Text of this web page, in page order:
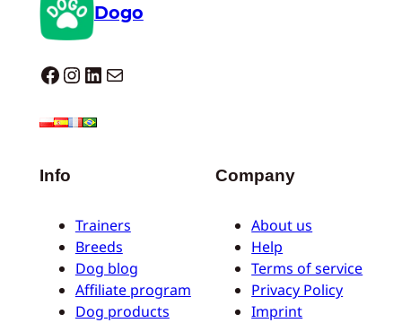
Dogo
Dogo facebook InstagramLinkedIn E-Mail
Info
Trainers
Breeds
Dog blog
Affiliate program
Dog products
Company
About us
Help
Terms of service
Privacy Policy
Imprint